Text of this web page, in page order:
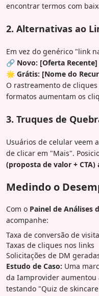
encontrar termos com
2. Alternativas ao
Em vez do genérico "link
🔗 Novo: [Oferta Recente]
🌟 Grátis: [Nome do
O rastreamento de
formatos aumentam os
3. Truques de
Usuários de celular veem
de clicar em "Mais".
(proposta de valor +
Medindo o
Com o Painel de Análises
acompanhe:
Taxa de conversão de
Taxas de cliques nos links
Solicitações de DM
Estudo de Caso: Uma
da Iamprovider aumentou
testando "Quiz de